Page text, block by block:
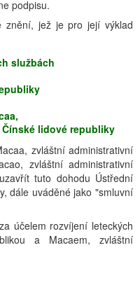
podpisu.
znění, jež je pro její výklad
službách
lidové republiky
zvláštní administrativní
zvláštní administrativní
tuto dohodu Ústřední
dále uváděné jako "smluvní
účelem rozvíjení leteckých
a Macaem, zvláštní